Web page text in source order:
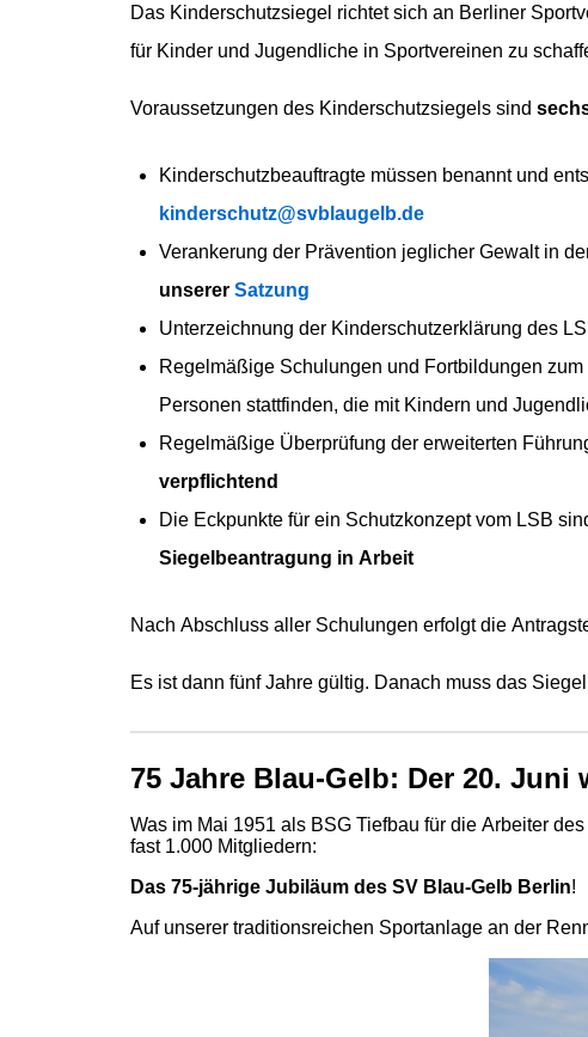
Das Kinderschutzsiegel richtet sich an Berliner
für Kinder und Jugendliche in Sportvereinen zu
Voraussetzungen des Kinderschutzsiegels sind
Kinderschutzbeauftragte müssen benannt und
kinderschutz@svblaugelb.de
Verankerung der Prävention jeglicher Gewalt in
unserer Satzung
Unterzeichnung der Kinderschutzerklärung des
Regelmäßige Schulungen und Fortbildungen
Personen stattfinden, die mit Kindern und
Regelmäßige Überprüfung der erweiterten
verpflichtend
Die Eckpunkte für ein Schutzkonzept vom LSB
Siegelbeantragung in Arbeit
Nach Abschluss aller Schulungen erfolgt die
Es ist dann fünf Jahre gültig. Danach muss das
75 Jahre Blau-Gelb: Der 20.
Was im Mai 1951 als BSG Tiefbau für die Arbeiter
fast 1.000 Mitgliedern:
Das 75-jährige Jubiläum des SV Blau-Gelb Berlin!
Auf unserer traditionsreichen Sportanlage an der